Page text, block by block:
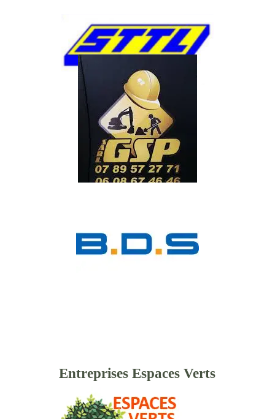
Entreprises Espaces Verts